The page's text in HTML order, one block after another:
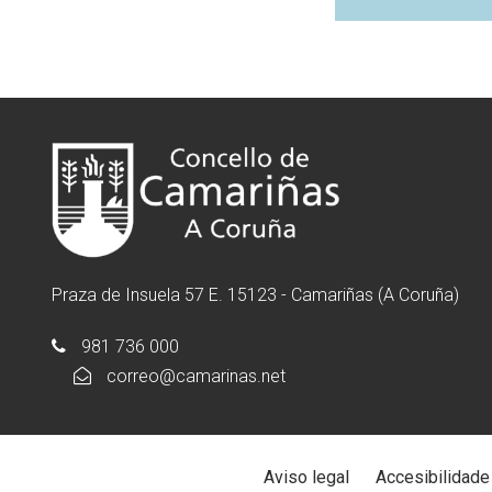
Praza de Insuela 57 E. 15123 - Camariñas (A Coruña)
981 736 000
correo@camarinas.net
Aviso legal Accesibilidade